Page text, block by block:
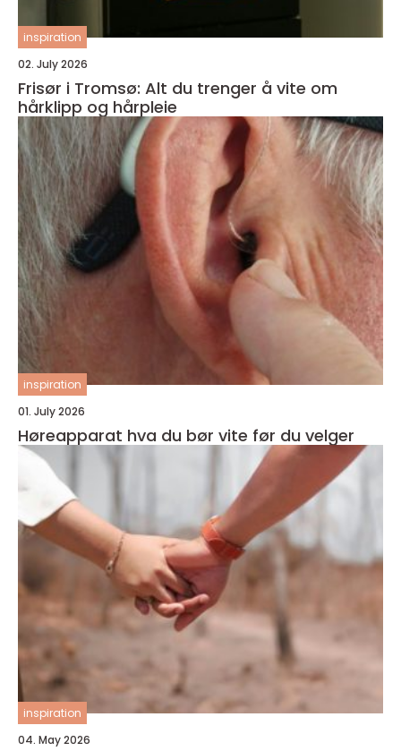
inspiration
02. July 2026
Frisør i Tromsø: Alt du trenger å vite om
hårklipp og hårpleie
inspiration
01. July 2026
Høreapparat hva du bør vite før du velger
inspiration
04. May 2026